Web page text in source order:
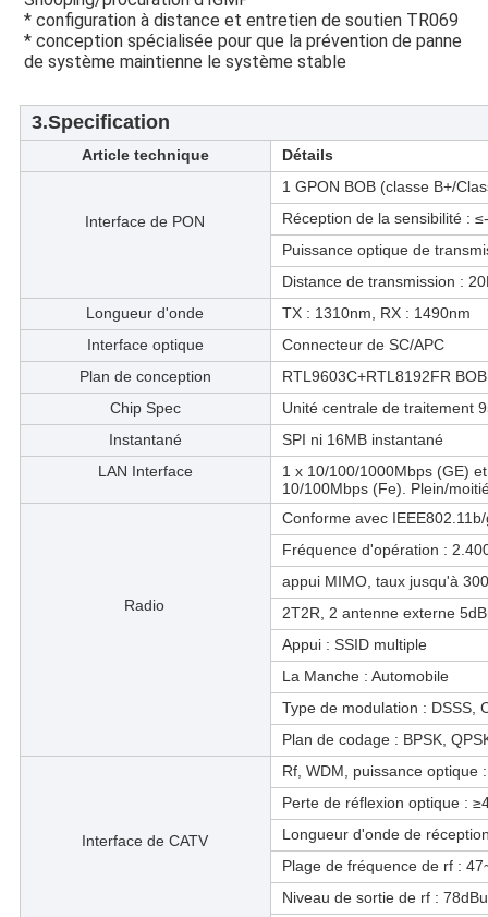
* configuration à distance et entretien de soutien TR069
* conception spécialisée pour que la prévention de panne
de système maintienne le système stable
3.Specification
Article technique Détails
Interface de PON
1 GPON BOB (classe B+/
Réception de la sensibilité :
Puissance optique de
Distance de transmission :
Longueur d'onde
TX : 1310nm, RX : 1490nm
Interface optique
Connecteur de SC/APC
Plan de conception
RTL9603C+RTL8192FR
Chip Spec
Unité centrale de traitement
Instantané
SPI ni 16MB instantané
LAN Interface
1 x 10/100/1000Mbps (GE)
10/100Mbps (Fe). Plein/
Radio
Conforme avec
Fréquence d'opération :
appui MIMO, taux jusqu'à
2T2R, 2 antenne externe
Appui : SSID multiple
La Manche : Automobile
Type de modulation : DSSS,
Plan de codage : BPSK,
Interface de CATV
Rf, WDM, puissance optique
Perte de réflexion optique :
Longueur d'onde de
Plage de fréquence de rf :
Niveau de sortie de rf :